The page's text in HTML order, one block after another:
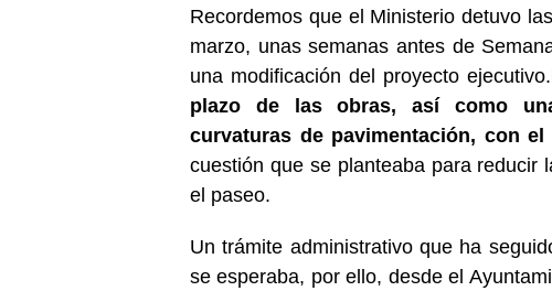
Recordemos que el Ministerio detuvo
marzo, unas semanas antes de
una modificación del proyecto ejecutivo.
plazo de las obras, así como
curvaturas de pavimentación, con
cuestión que se planteaba para reducir
el paseo.
Un trámite administrativo que ha
se esperaba, por ello, desde el